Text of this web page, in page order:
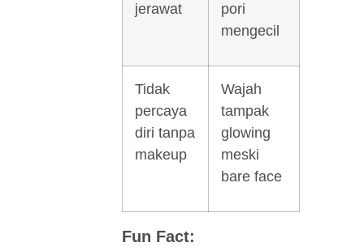
jerawat
pori
mengecil
Tidak
percaya
diri tanpa
makeup
Wajah
tampak
glowing
meski
bare face
Fun Fact: